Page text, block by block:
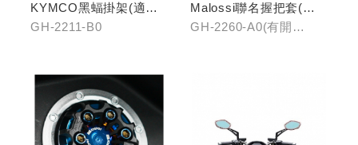
KYMCO黑蝠掛架(適用
原車可收折掛
GH-2211-B0
Malossi聯名握把套(有
開口)/(無開口)
GH-2260-A0(有開